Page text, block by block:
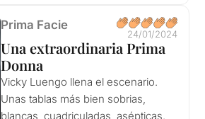
Prima Facie
24/01/2024
Una extraordinaria Prima
Donna
Vicky Luengo llena el escenario.
Unas tablas más bien sobrias,
blancas, cuadriculadas, asépticas.